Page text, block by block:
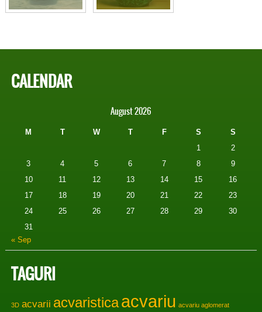
CALENDAR
August 2026
M T W T F S
S
1
2
3
4 5 6 7 8
9
10
11 12 13 14 15
16
17
18 19 20 21 22
23
24
25 26 27 28 29
30
31
« Sep
TAGURI
3D acvarii acvaristicaacvariu acvariu aglomerat